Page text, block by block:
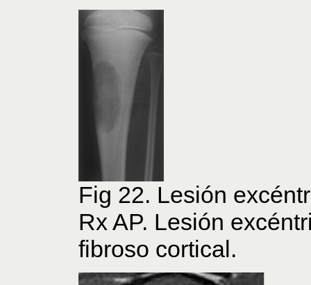
Fig 22. Lesión
Rx AP. Lesión
fibroso cortical.